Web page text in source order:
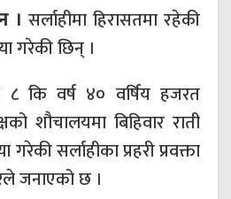
। सर्लाहीमा हिरासतमा रहेकी
गरेकी छिन् ।
८ कि वर्ष ४० वर्षिय हजरत
शौचालयमा बिहिवार राती
सर्लाहीका प्रहरी प्रवक्ता
जनाएको छ ।